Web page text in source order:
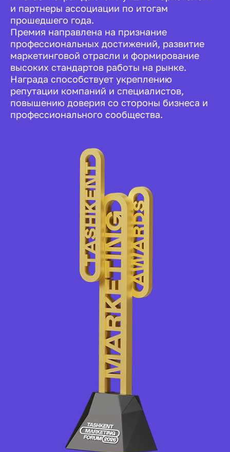
и партнеры ассоциации по итогам
прошедшего года.
Премия направлена на признание
профессиональных достижений, развитие
маркетинговой отрасли и формирование
высоких стандартов работы на рынке.
Награда способствует укреплению
репутации компаний и специалистов,
повышению доверия со стороны бизнеса и
профессионального сообщества.